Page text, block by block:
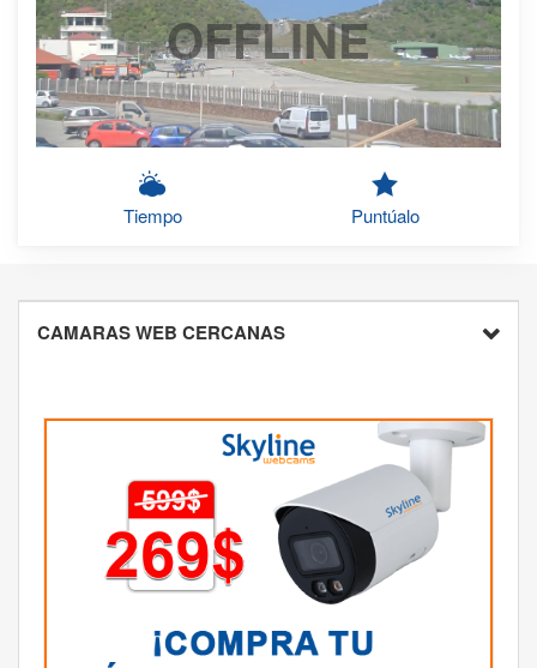
OFFLINE
Tiempo Puntúalo
CAMARAS WEB CERCANAS